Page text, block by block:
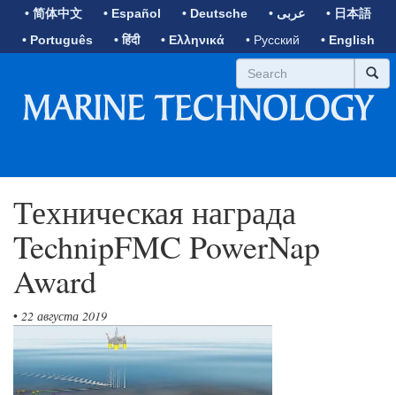
• 简体中文 • Español • Deutsche • عربى
• 日本語
• Português
• हिंदी • Ελληνικά • Русский • English
Техническая награда
TechnipFMC PowerNap
Award
• 22 августа 2019